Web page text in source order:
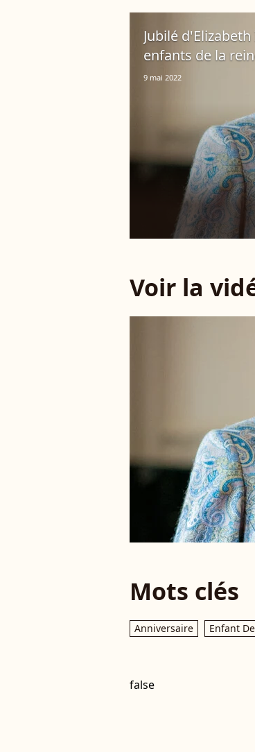
Jubilé
enfants de la
9 mai 2022
Voir la
Mots clés
Anniversaire Enfant
false